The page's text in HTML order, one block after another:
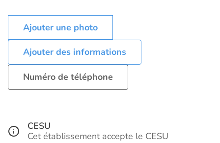
Ajouter des informations
Numéro de téléphone
CESU
Cet établissement accepte le CESU